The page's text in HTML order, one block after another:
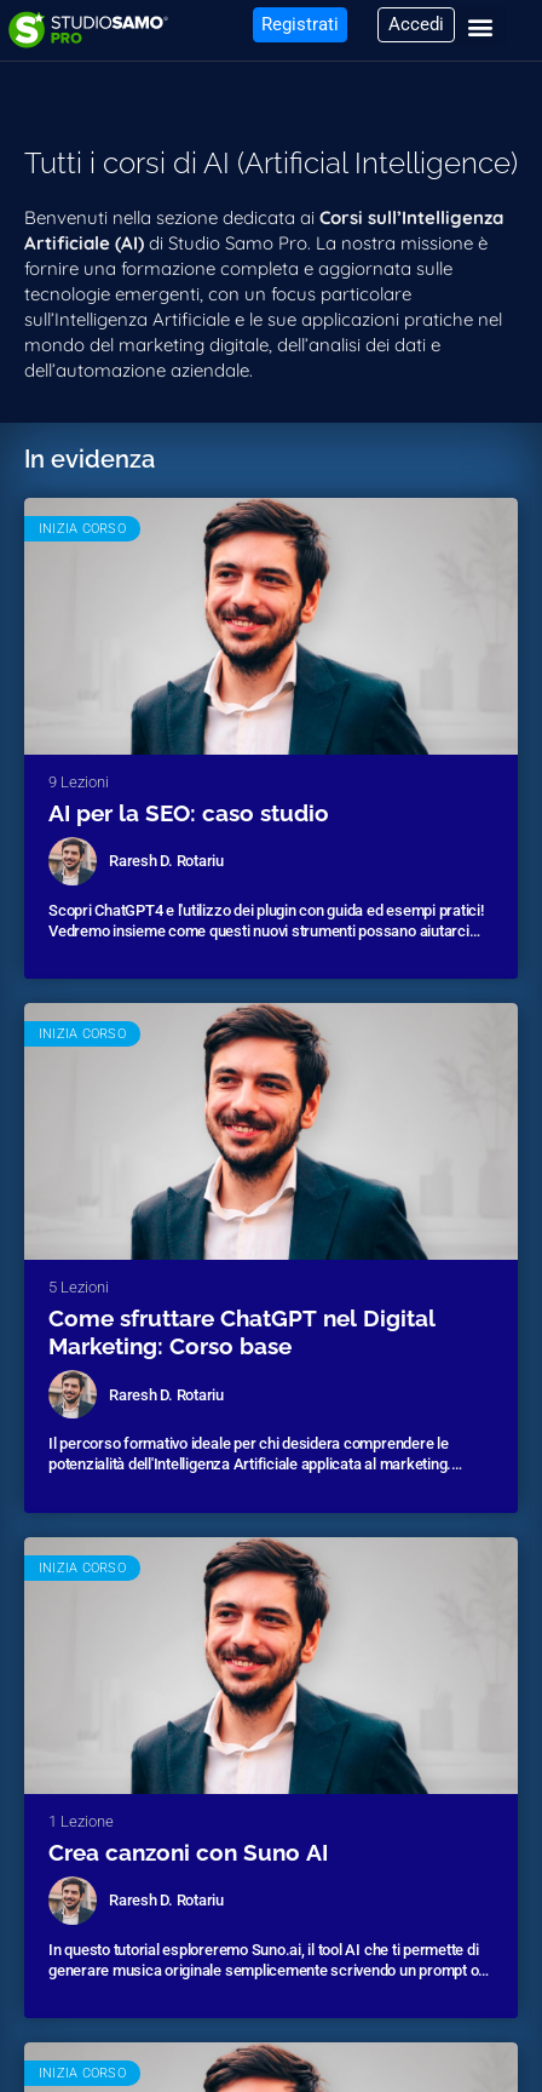
Registrati Accedi
Tutti i corsi di AI (Artificial Intelligence)
Benvenuti nella sezione dedicata ai Corsi sull’Intelligenza
Artificiale (AI) di Studio Samo Pro. La nostra missione è
fornire una formazione completa e aggiornata sulle
tecnologie emergenti, con un focus particolare
sull’Intelligenza Artificiale e le sue applicazioni pratiche nel
mondo del marketing digitale, dell’analisi dei dati e
dell’automazione aziendale.
In evidenza
INIZIA CORSO
9 Lezioni
AI per la SEO: caso studio
Raresh D. Rotariu
Scopri ChatGPT4 e l'utilizzo dei plugin con guida ed esempi pratici!
Vedremo insieme come questi nuovi strumenti possano aiutarci
INIZIA CORSO
5 Lezioni
Come sfruttare ChatGPT nel Digital
Marketing: Corso base
Raresh D. Rotariu
Il percorso formativo ideale per chi desidera comprendere le
potenzialità dell'Intelligenza Artificiale applicata al marketing.
INIZIA CORSO
1 Lezione
Crea canzoni con Suno AI
Raresh D. Rotariu
In questo tutorial esploreremo Suno.ai, il tool AI che ti permette di
generare musica originale semplicemente scrivendo un prompt o
voglia sperimentare con l’audio creativo.
INIZIA CORSO